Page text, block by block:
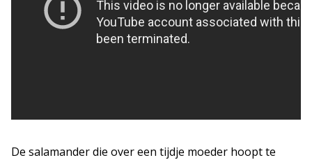
De salamander die over een tijdje moeder hoopt te